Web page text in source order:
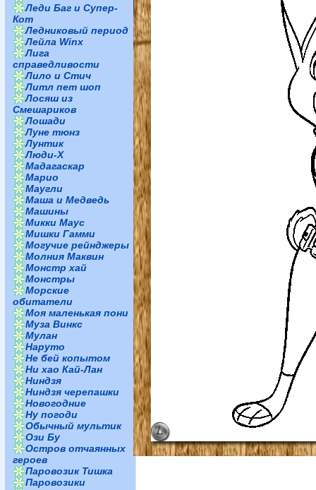
Леди Баг и Супер-
Кот
Ледниковый период
Лейла Winx
Лига
справедливости
Лило и Стич
Литл пет шоп
Лосяш из
Смешариков
Лошади
Луне тюнз
Лунтик
Люди-Х
Мадагаскар
Марио
Маугли
Маша и Медведь
Машины
Микки Маус
Мишки Гамми
Могучие рейнджеры
Молния Маквин
Монстр хай
Монстры
Морские
обитатели
Моя маленькая пони
Муза Винкс
Мулан
Наруто
Не бей копытом
Ни хао Кай-Лан
Ниндзя
Ниндзя черепашки
Новогодние
Ну погоди
Обычный мультик
Ози Бу
Остров отчаянных
героев
Паровозик Тишка
Паровозики